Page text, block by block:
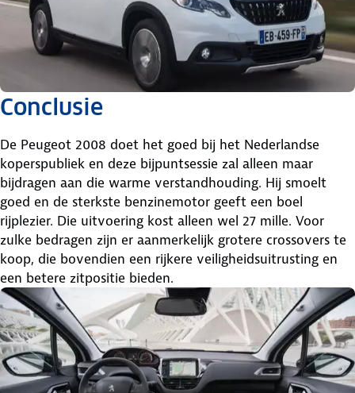
Conclusie
De Peugeot 2008 doet het goed bij het Nederlandse
koperspubliek en deze bijpuntsessie zal alleen maar
bijdragen aan die warme verstandhouding. Hij smoelt
goed en de sterkste benzinemotor geeft een boel
rijplezier. Die uitvoering kost alleen wel 27 mille. Voor
zulke bedragen zijn er aanmerkelijk grotere crossovers te
koop, die bovendien een rijkere veiligheidsuitrusting en
een betere zitpositie bieden.